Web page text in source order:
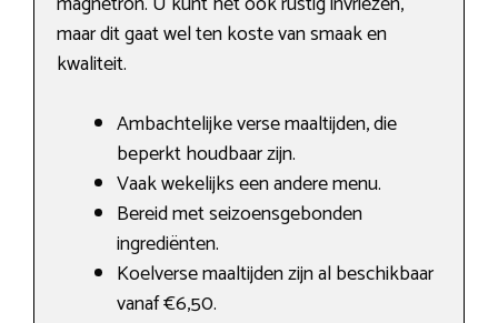
maar dit gaat wel ten koste van smaak en
kwaliteit.
Ambachtelijke verse maaltijden, die
beperkt houdbaar zijn.
Vaak wekelijks een andere menu.
Bereid met seizoensgebonden
ingrediënten.
Koelverse maaltijden zijn al beschikbaar
vanaf €6,50.